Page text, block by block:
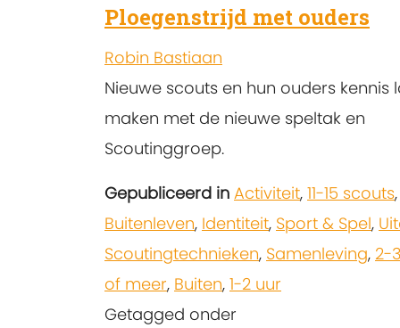
Ploegenstrijd met ouders
Robin Bastiaan
Nieuwe scouts en hun ouders kennis
maken met de nieuwe speltak en
Scoutinggroep.
Gepubliceerd in Activiteit, 11-15 scouts,
Buitenleven, Identiteit, Sport & Spel,
Scoutingtechnieken, Samenleving, 2-
of meer, Buiten, 1-2 uur
Getagged onder